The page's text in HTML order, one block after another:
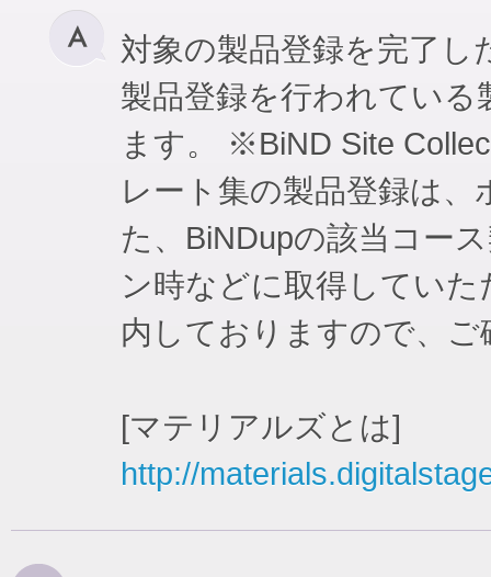
対象の製品登録を完了
製品登録を行われてい
ます。 ※BiND Site
レート集の製品登録は
た、BiNDupの該当コー
ン時などに取得してい
内しておりますので、
[マテリアルズとは]
http://